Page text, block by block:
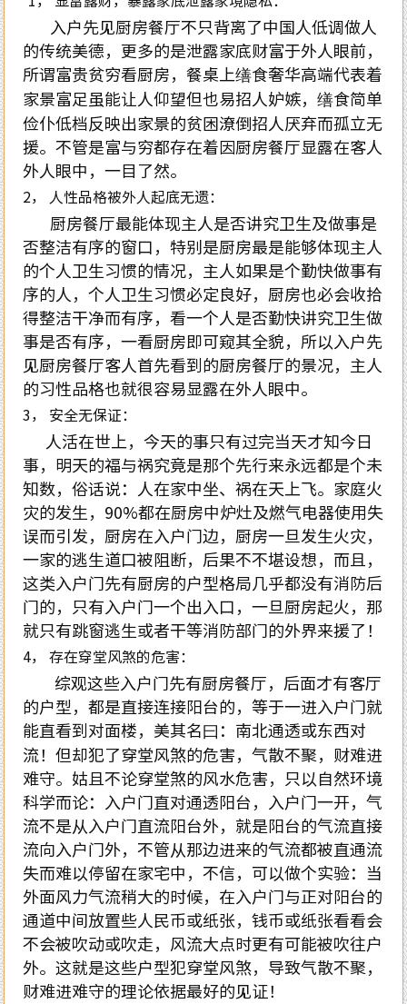
入户先见厨房餐厅不只背离了中国人低调做人
的传统美德，更多的是泄露家底财富于外人眼前，
所谓富贵贫穷看厨房，餐桌上缮食奢华高端代表着
家景富足虽能让人仰望但也易招人妒嫉，缮食简单
俭仆低档反映出家景的贫困潦倒招人厌弃而孤立无
援。不管是富与穷都存在着因厨房餐厅显露在客人
外人眼中，一目了然。
2， 人性品格被外人起底无遗：
厨房餐厅最能体现主人是否讲究卫生及做事是
否整洁有序的窗口，特别是厨房最是能够体现主人
的个人卫生习惯的情况，主人如果是个勤快做事有
序的人，个人卫生习惯必定良好，厨房也必会收拾
得整洁干净而有序，看一个人是否勤快讲究卫生做
事是否有序，一看厨房即可窥其全貌，所以入户先
见厨房餐厅客人首先看到的厨房餐厅的景况，主人
的习性品格也就很容易显露在外人眼中。
3， 安全无保证：
人活在世上，今天的事只有过完当天才知今日
事，明天的福与祸究竟是那个先行来永远都是个未
知数，俗话说：人在家中坐、祸在天上飞。家庭火
灾的发生，90%都在厨房中炉灶及燃气电器使用失
误而引发，厨房在入户门边，厨房一旦发生火灾，
一家的逃生道口被阻断，后果不不堪设想，而且，
这类入户门先有厨房的户型格局几乎都没有消防后
门的，只有入户门一个出入口，一旦厨房起火，那
就只有跳窗逃生或者干等消防部门的外界来援了！
4， 存在穿堂风煞的危害：
综观这些入户门先有厨房餐厅，后面才有客厅
的户型，都是直接连接阳台的，等于一进入户门就
能直看到对面楼，美其名曰：南北通透或东西对
流！但却犯了穿堂风煞的危害，气散不聚，财难进
难守。姑且不论穿堂煞的风水危害，只以自然环境
科学而论：入户门直对通透阳台，入户门一开，气
流不是从入户门直流阳台外，就是阳台的气流直接
流向入户门外，不管从那边进来的气流都被直通流
失而难以停留在家宅中，不信，可以做个实验：当
外面风力气流稍大的时候，在入户门与正对阳台的
通道中间放置些人民币或纸张，钱币或纸张看看会
不会被吹动或吹走，风流大点时更有可能被吹往户
外。这就是这些户型犯穿堂风煞，导致气散不聚，
财难进难守的理论依据最好的见证！